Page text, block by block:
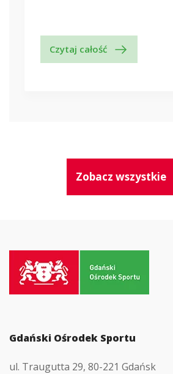
Czytaj całość
Zobacz wszystkie
strony
Gdański Ośrodek Sportu
ul. Traugutta 29, 80-221 Gdańsk